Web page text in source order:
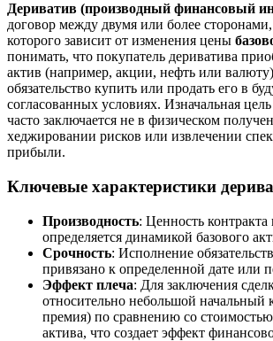
Дериватив (производный финансовый
договор между двумя или более
которого зависит от изменения цены
понимать, что покупатель дериватива
актив (например, акции, нефть или
обязательство купить или продать его в
согласованных условиях. Изначальная
часто заключается не в физическом
хеджировании рисков или извлечении
прибыли.
Ключевые характеристики
Производность: Ценность
определяется динамикой базового
Срочность: Исполнение
привязано к определенной дате или
Эффект плеча: Для заключения
относительно небольшой начальный
премия) по сравнению со стоимостью
актива, что создает эффект